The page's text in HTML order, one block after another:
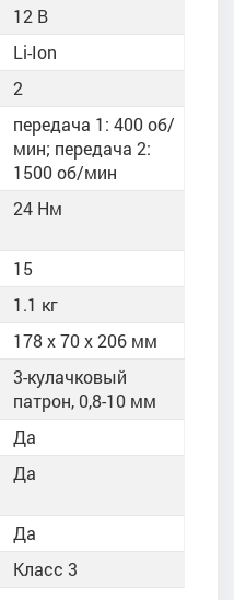
12 В
Li-Ion
2
передача 1: 400 об/
мин; передача 2:
1500 об/мин
24 Нм
15
1.1 кг
178 x 70 x 206 мм
3-кулачковый
патрон, 0,8-10 мм
Да
Да
Да
Класс 3